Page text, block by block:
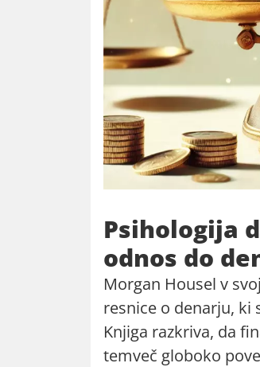
Psihologija
odnos do
Morgan Housel v
resnice o denarju, ki
Knjiga razkriva, da
temveč globoko